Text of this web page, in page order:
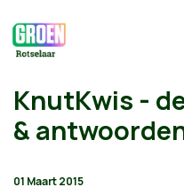
KnutKwis -
&
01 Maart 2015